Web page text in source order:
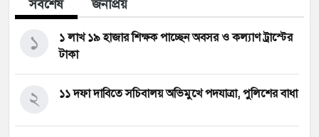
সর্বশেষ জনপ্রিয়
১ লাখ ১৯ হাজার শিক্ষক পাচ্ছেন অবসর ও কল্যাণ ট্রাস্টের
টাকা
১
১১ দফা দাবিতে সচিবালয় অভিমুখে পদযাত্রা, পুলিশের বাধা
২